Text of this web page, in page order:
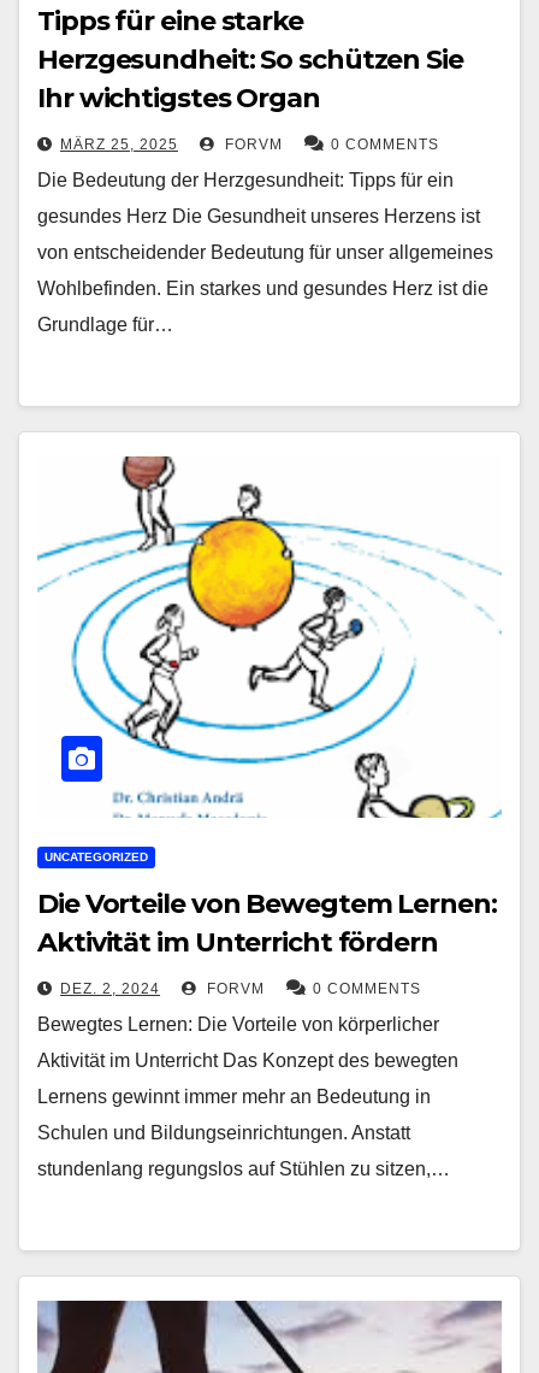
Tipps für eine starke
Herzgesundheit: So schützen Sie
Ihr wichtigstes Organ
MÄRZ 25, 2025 FORVM 0 COMMENTS
Die Bedeutung der Herzgesundheit: Tipps für ein
gesundes Herz Die Gesundheit unseres Herzens ist
von entscheidender Bedeutung für unser allgemeines
Wohlbefinden. Ein starkes und gesundes Herz ist die
Grundlage für…
UNCATEGORIZED
Die Vorteile von Bewegtem Lernen:
Aktivität im Unterricht fördern
DEZ. 2, 2024 FORVM 0 COMMENTS
Bewegtes Lernen: Die Vorteile von körperlicher
Aktivität im Unterricht Das Konzept des bewegten
Lernens gewinnt immer mehr an Bedeutung in
Schulen und Bildungseinrichtungen. Anstatt
stundenlang regungslos auf Stühlen zu sitzen,…